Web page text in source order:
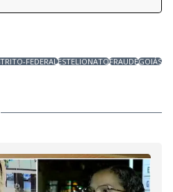
FEDERALESTELIONATOFRAUDEGOIÁS